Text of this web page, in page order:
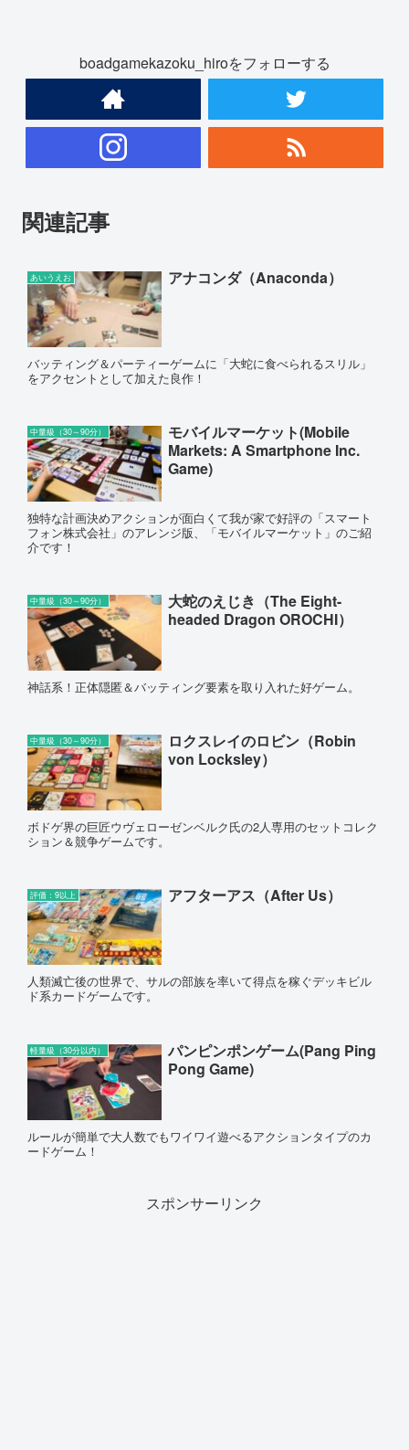
boadgamekazoku_hiroをフォローする
関連記事
あいうえお アナコンダ（Anaconda）
バッティング＆パーティーゲームに「大蛇に食べられるスリル」
をアクセントとして加えた良作！
中量級（30～90分）
モバイルマーケット(Mobile
Markets: A Smartphone Inc.
Game)
独特な計画決めアクションが面白くて我が家で好評の「スマート
フォン株式会社」のアレンジ版、「モバイルマーケット」のご紹
介です！
中量級（30～90分）
大蛇のえじき（The Eight-
headed Dragon OROCHI）
神話系！正体隠匿＆バッティング要素を取り入れた好ゲーム。
中量級（30～90分）
ロクスレイのロビン（Robin
von Locksley）
ボドゲ界の巨匠ウヴェローゼンベルク氏の2人専用のセットコレク
ション＆競争ゲームです。
評価：9以上 アフターアス（After Us）
人類滅亡後の世界で、サルの部族を率いて得点を稼ぐデッキビル
ド系カードゲームです。
軽量級（30分以内）
パンピンポンゲーム(Pang Ping
Pong Game)
ルールが簡単で大人数でもワイワイ遊べるアクションタイプのカ
ードゲーム！
スポンサーリンク